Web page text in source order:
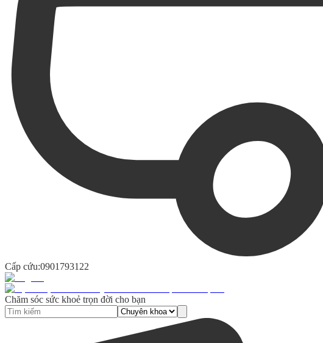
Cấp cứu:0901793122
Chăm sóc sức khoẻ trọn đời cho bạn